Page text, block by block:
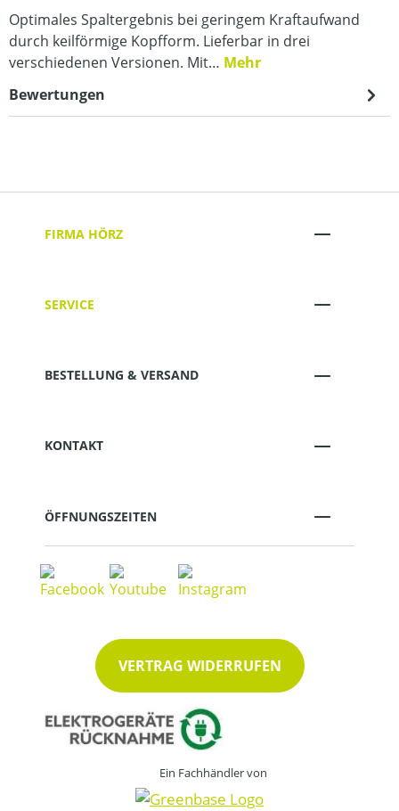
Optimales Spaltergebnis bei geringem Kraftaufwand
durch keilförmige Kopfform. Lieferbar in drei
verschiedenen Versionen. Mit… Mehr
Bewertungen
FIRMA HÖRZ
SERVICE
BESTELLUNG & VERSAND
KONTAKT
ÖFFNUNGSZEITEN
VERTRAG WIDERRUFEN
Ein Fachhändler von